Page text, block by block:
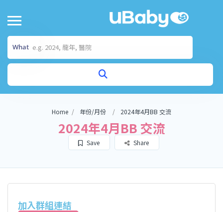
What
Home 年份/月份 2024年4月BB 交流
2024年4月BB 交流
Save Share
加入群組連結